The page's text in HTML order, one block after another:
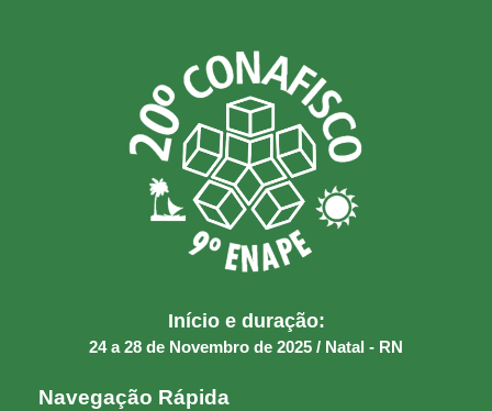
Início e duração:
24 a 28 de Novembro de 2025 / Natal - RN
Navegação Rápida